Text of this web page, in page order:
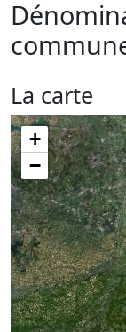
La carte
+
−